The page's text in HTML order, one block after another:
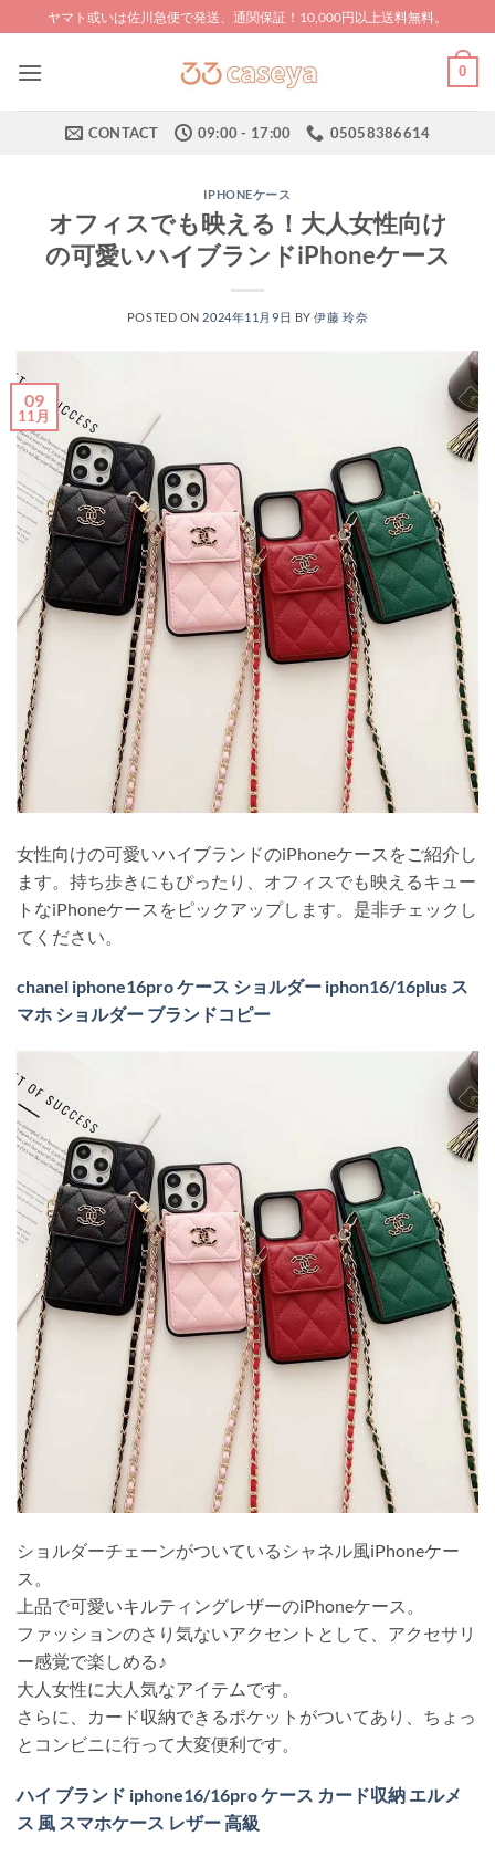
to
content
ヤマト或いは佐川急便で発送、通関保証！10,000円以上送料無料。
0
CONTACT 09:00 - 17:00 05058386614
IPHONEケース
オフィスでも映える！大人女性向け
の可愛いハイブランドiPhoneケース
POSTED ON 2024年11月9日 BY伊藤 玲奈
09
11月
女性向けの可愛いハイブランドのiPhoneケースをご紹介し
ます。持ち歩きにもぴったり、オフィスでも映えるキュー
トなiPhoneケースをピックアップします。是非チェックし
てください。
chanel iphone16pro ケース ショルダー iphon16/16plus ス
マホ ショルダー ブランドコピー
ショルダーチェーンがついているシャネル風iPhoneケー
ス。
上品で可愛いキルティングレザーのiPhoneケース。
ファッションのさり気ないアクセントとして、アクセサリ
ー感覚で楽しめる♪
大人女性に大人気なアイテムです。
さらに、カード収納できるポケットがついてあり、ちょっ
とコンビニに行って大変便利です。
ハイ ブランド iphone16/16pro ケース カード収納 エルメ
ス 風 スマホケース レザー 高級